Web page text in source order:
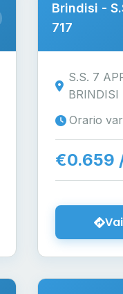
Brindisi -
717
S.S. 7
BRINDISI
Orario
€0.659
Vai